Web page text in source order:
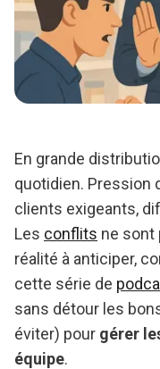
En grande
quotidien. Pression
clients exigeants,
Les conflits ne sont
réalité à anticiper,
cette série de
sans détour les
éviter) pour gérer
équipe.